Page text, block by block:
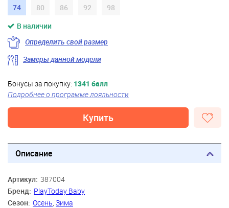
74
80 86 92
98
В наличии
Определить свой размер
Замеры данной модели
Бонусы за покупку: 1341 балл
Подробнее о программе лояльности
Купить
Описание
Артикул: 387004
Бренд: PlayToday Baby
Сезон: Осень Зима